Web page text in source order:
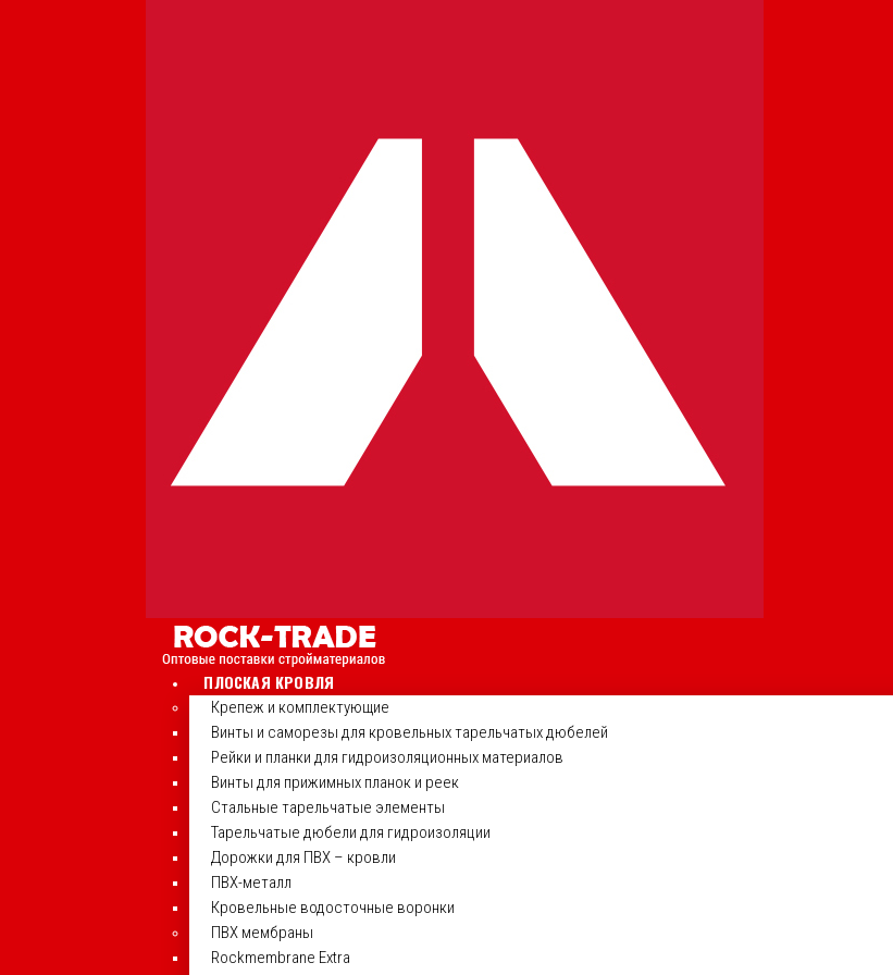
ПЛОСКАЯ КРОВЛЯ
Крепеж и комплектующие
Винты и саморезы для кровельных тарельчатых дюбелей
Рейки и планки для гидроизоляционных материалов
Винты для прижимных планок и реек
Стальные тарельчатые элементы
Тарельчатые дюбели для гидроизоляции
Дорожки для ПВХ – кровли
ПВХ-металл
Кровельные водосточные воронки
ПВХ мембраны
Rockmembrane Extra